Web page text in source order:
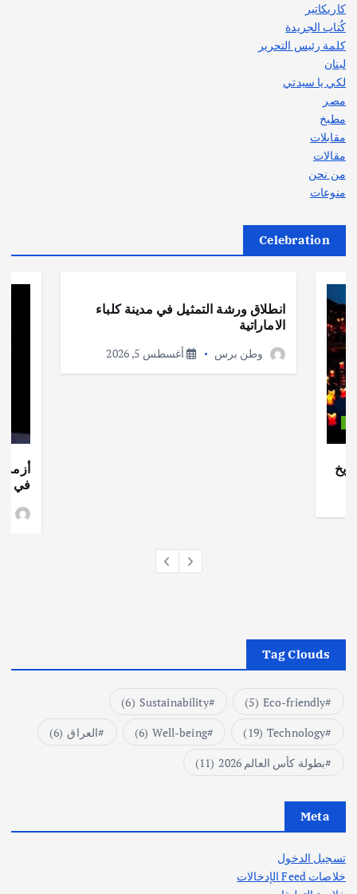
كاريكاتير
كُتاب الجريدة
كلمة رئيس التحرير
لبنان
لكي يا سيدتي
مصر
مطبخ
مقابلات
مقالات
من نحن
منوعات
Celebration
انطلاق ورشة التمثيل في مدينة كلباء
الاماراتية
وطن برس أغسطس 5, 2026
أزمة
في
Tag Clouds
Eco-friendly
(5)
Sustainability
(6)
Technology
(19)
Well-being
(6) العراق (6)
بطولة كأس العالم 2026
(11)
Meta
تسجيل الدخول
خلاصات Feed الإدخالات